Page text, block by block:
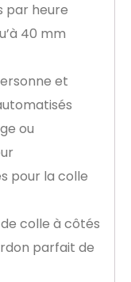
par heure
40 mm
et
ou
pour la colle
colle à côtés
parfait de